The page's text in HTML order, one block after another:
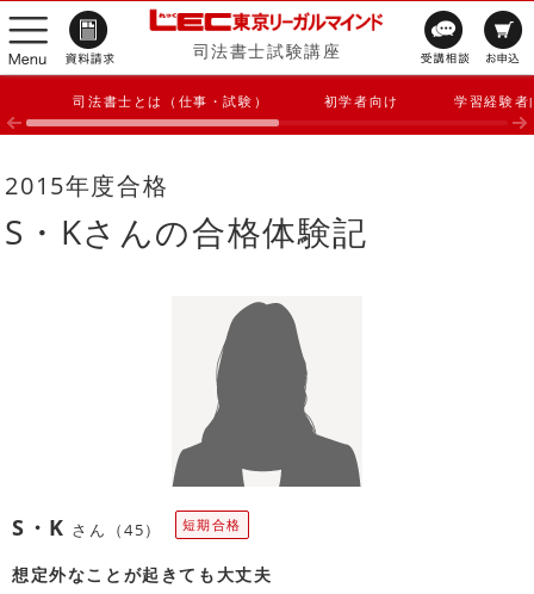
司法書士試験講座
司法書士とは（仕事・試験） 初学者向け 学習経験者
2015年度合格
S・Kさんの合格体験記
S・K さん（45） 短期合格
想定外なことが起きても大丈夫